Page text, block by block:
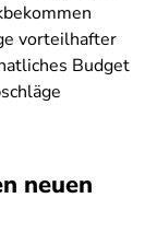
vorteilhafter
Budget
neuen